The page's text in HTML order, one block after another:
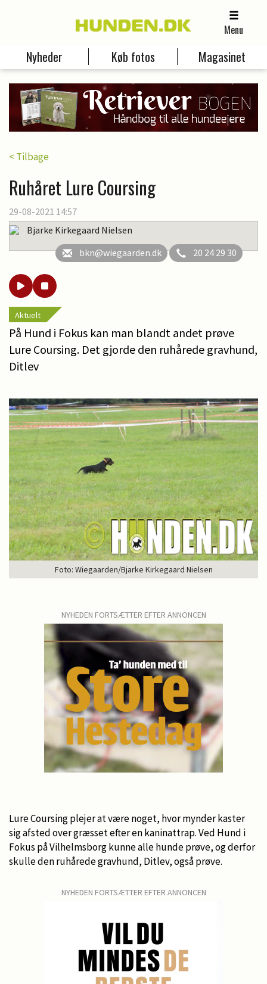
Menu
Nyheder Køb fotos Magasinet
< Tilbage
Ruhåret Lure Coursing
29-08-2021 14:57
Bjarke Kirkegaard Nielsen
bkn@wiegaarden.dk
20 24 29 30
Aktuelt
På Hund i Fokus kan man blandt andet prøve
Lure Coursing. Det gjorde den ruhårede gravhund,
Ditlev
Foto: Wiegaarden/Bjarke Kirkegaard Nielsen
NYHEDEN FORTSÆTTER EFTER ANNONCEN
Lure Coursing plejer at være noget, hvor mynder kaster
sig afsted over græsset efter en kaninattrap. Ved Hund i
Fokus på Vilhelmsborg kunne alle hunde prøve, og derfor
skulle den ruhårede gravhund, Ditlev, også prøve.
NYHEDEN FORTSÆTTER EFTER ANNONCEN